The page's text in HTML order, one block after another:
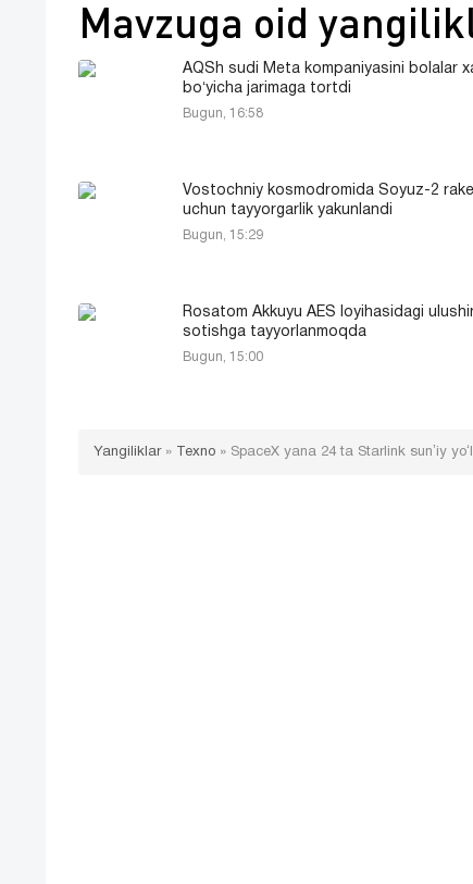
Mavzuga oid
AQSh sudi Meta kompaniyasini bolalar
boʻyicha jarimaga tortdi
Bugun, 16:58
Vostochniy kosmodromida Soyuz-2
uchun tayyorgarlik yakunlandi
Bugun, 15:29
Rosatom Akkuyu AES loyihasidagi
sotishga tayyorlanmoqda
Bugun, 15:00
Yangiliklar» Texno » SpaceX yana 24 ta Starlink sunʼiy